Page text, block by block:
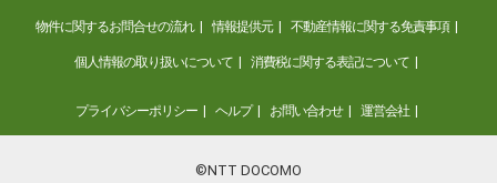
物件に関するお問合せの流れ 情報提供元 不動産情報に関する免責事項
個人情報の取り扱いについて 消費税に関する表記について
プライバシーポリシー ヘルプ お問い合わせ 運営会社
©NTT DOCOMO